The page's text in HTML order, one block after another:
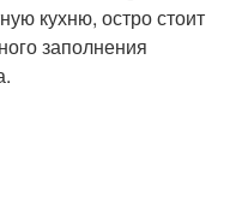
кухню, остро стоит
заполнения